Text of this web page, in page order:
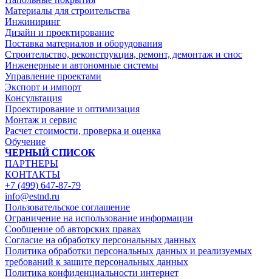
Материалы для строительства
Инжиниринг
Дизайн и проектирование
Поставка материалов и оборудования
Строительство, реконструкция, ремонт, демонтаж и снос
Инженерные и автономные системы
Управление проектами
Экспорт и импорт
Консультация
Проектирование и оптимизация
Монтаж и сервис
Расчет стоимости, проверка и оценка
Обучение
ЧЕРНЫЙ СПИСОК
ПАРТНЕРЫ
КОНТАКТЫ
+7 (499) 647-87-79
info@estnd.ru
Пользовательское соглашение
Ограничение на использование информации
Сообщение об авторских правах
Согласие на обработку персональных данных
Политика обработки персональных данных и реализуемых
требований к защите персональных данных
Политика конфиденциальности интернет